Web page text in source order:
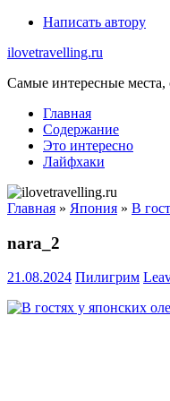
Skip
content
Написать автору
ilovetravelling.ru
Самые интересные
Главная
Содержание
Это интересно
Лайфхаки
Главная » Япония » В
nara_2
21.08.2024 Пилигрим